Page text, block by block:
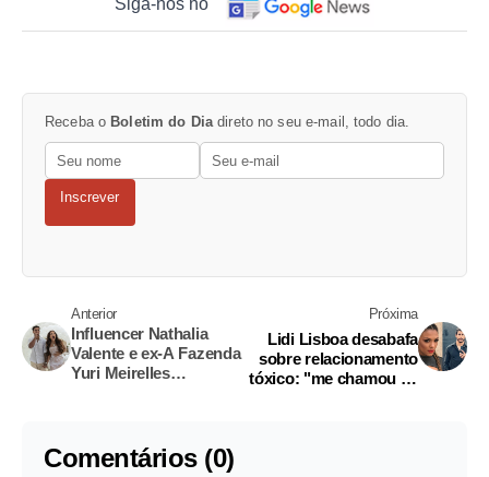
Receba o Boletim do Dia direto no seu e-mail, todo dia.
Inscrever
Anterior
Influencer Nathalia
Valente e ex-A Fazenda
Yuri Meirelles
Próxima
Lidi Lisboa desabafa
sobre relacionamento
tóxico: "me chamou de
Comentários (0)